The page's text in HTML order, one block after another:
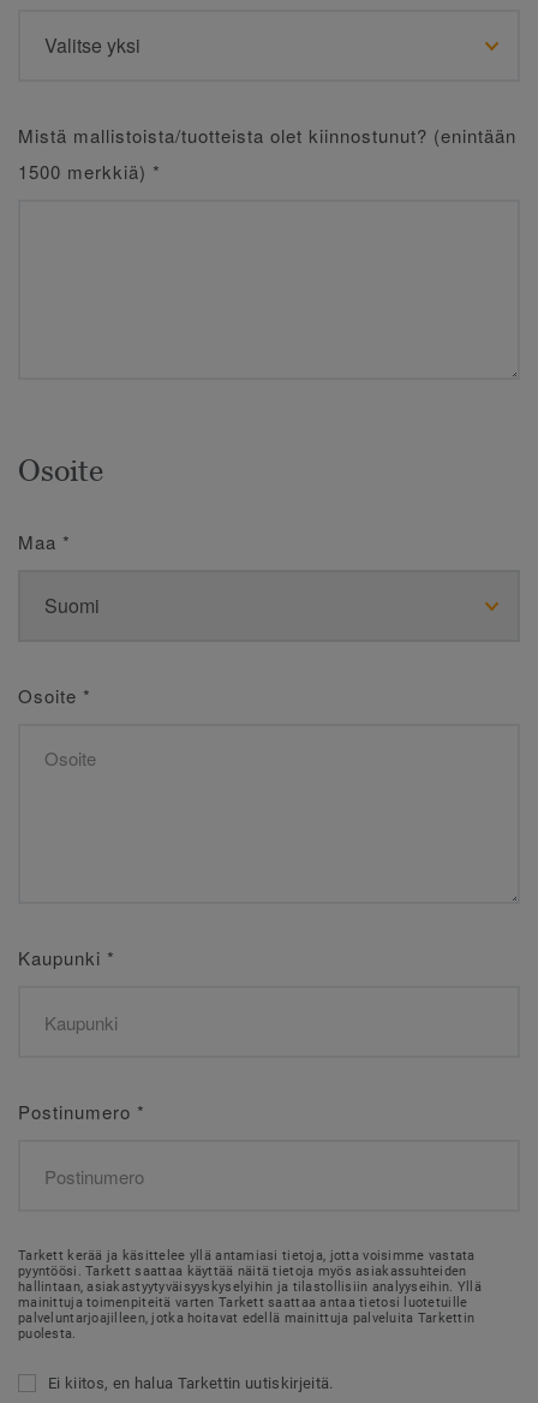
Mistä mallistoista/tuotteista olet kiinnostunut? (enintään
1500 merkkiä) *
Osoite
Maa *
Osoite *
Kaupunki *
Postinumero *
Tarkett kerää ja käsittelee yllä antamiasi tietoja, jotta voisimme vastata
pyyntöösi. Tarkett saattaa käyttää näitä tietoja myös asiakassuhteiden
hallintaan, asiakastyytyväisyyskyselyihin ja tilastollisiin analyyseihin. Yllä
mainittuja toimenpiteitä varten Tarkett saattaa antaa tietosi luotetuille
palveluntarjoajilleen, jotka hoitavat edellä mainittuja palveluita Tarkettin
puolesta.
Ei kiitos, en halua Tarkettin uutiskirjeitä.